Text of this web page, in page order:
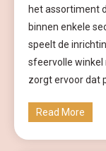
het assortiment
binnen enkele
speelt de
sfeervolle winkel
zorgt ervoor dat
Read More